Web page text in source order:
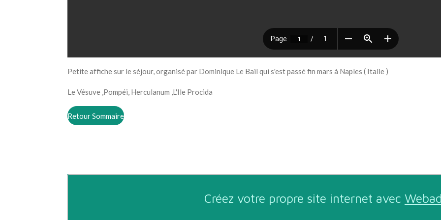
Petite affiche sur le séjour, organisé par Dominique Le Bail qui s'est passé fin mars à Naples ( Italie )
Le Vésuve ,Pompéi, Herculanum ,L'Ile Procida
Retour Sommaire
Créez votre propre site internet avec